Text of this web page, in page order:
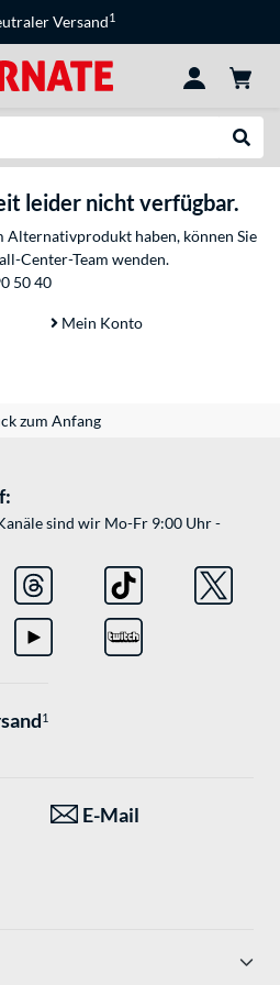
Versand1
leider nicht verfügbar.
Alternativprodukt haben, können Sie
Center-Team wenden.
50 40
Mein Konto
zum Anfang
sind wir Mo-Fr 9:00 Uhr -
1
E-Mail